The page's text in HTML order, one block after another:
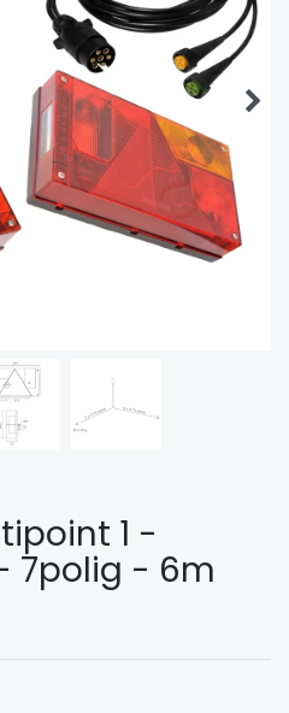
1 -
7polig - 6m